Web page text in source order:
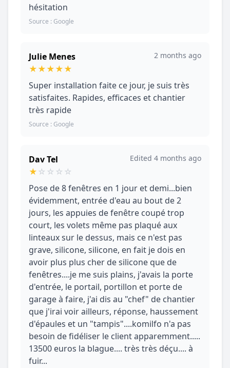
hésitation
Source : Google
Julie Menes
★★★★★
2 months ago
Super installation faite ce jour, je suis très
satisfaites. Rapides, efficaces et chantier
très rapide
Source : Google
Dav Tel
★☆ ☆ ☆ ☆
Edited 4 months ago
Pose de 8 fenêtres en 1 jour et demi...bien
évidemment, entrée d'eau au bout de 2
jours, les appuies de fenêtre coupé trop
court, les volets même pas plaqué aux
linteaux sur le dessus, mais ce n'est pas
grave, silicone, silicone, en fait je dois en
avoir plus plus cher de silicone que de
fenêtres....je me suis plains, j'avais la porte
d'entrée, le portail, portillon et porte de
garage à faire, j'ai dis au "chef" de chantier
que j'irai voir ailleurs, réponse, haussement
d'épaules et un "tampis"....komilfo n'a pas
besoin de fidéliser le client apparemment.....
13500 euros la blague.... très très déçu.... à
fuir...